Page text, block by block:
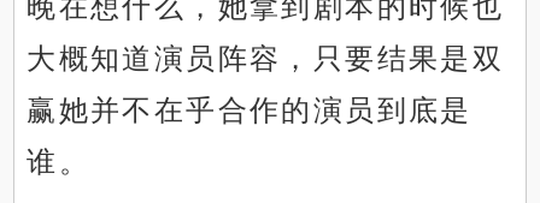
晚在想什么，她拿到剧本的时候也
大概知道演员阵容，只要结果是双
赢她并不在乎合作的演员到底是
谁。